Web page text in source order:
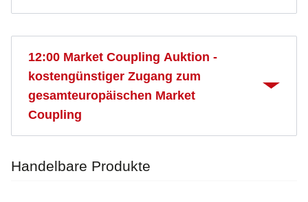
12:00 Market Coupling Auktion -
kostengünstiger Zugang zum
gesamteuropäischen Market
Coupling
Handelbare Produkte